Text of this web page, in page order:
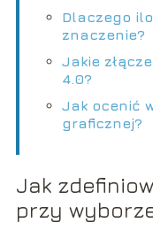
Dlaczego
znaczenie?
Jakie
4.0?
Jak ocenić
graficznej?
Jak
przy